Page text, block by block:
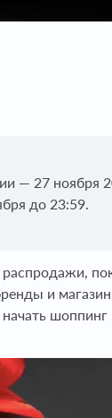
— 27 ноября
до 23:59.
и
шоппинг